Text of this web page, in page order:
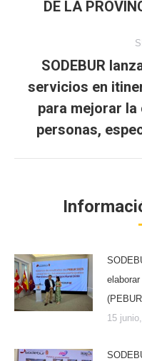
DE LA
SODEBUR
servicios en
para mejorar
personas,
15